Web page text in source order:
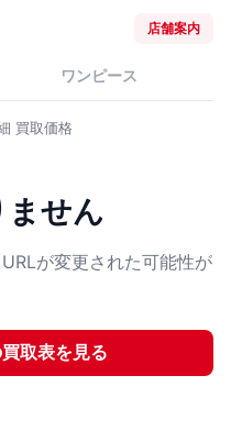
店舗案内
ワンピース
買取価格
せん
が変更された可能性が
取表を見る